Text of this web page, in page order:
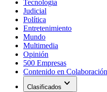
Tecnología
Judicial
Política
Entretenimiento
Mundo
Multimedia
Opinión
500 Empresas
Contenido en Colaboración
Clasificados expand_more